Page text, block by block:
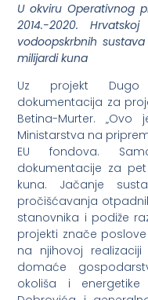
U okviru Operativnog
2014.-2020.
vodoopskrbnih
milijardi kuna
Uz projekt Dugo
dokumentacija za
Betina-Murter.
Ministarstva na
EU fondova.
dokumentacije za
kuna. Jačanje
pročišćavanja
stanovnika i podiže
projekti znače
na njihovoj
domaće
okoliša i energetike